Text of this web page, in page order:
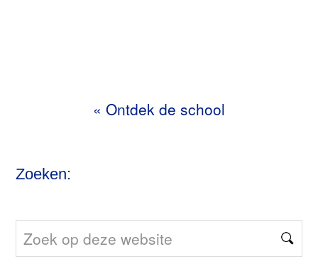
« Ontdek de school
Zoeken:
Zoek
op